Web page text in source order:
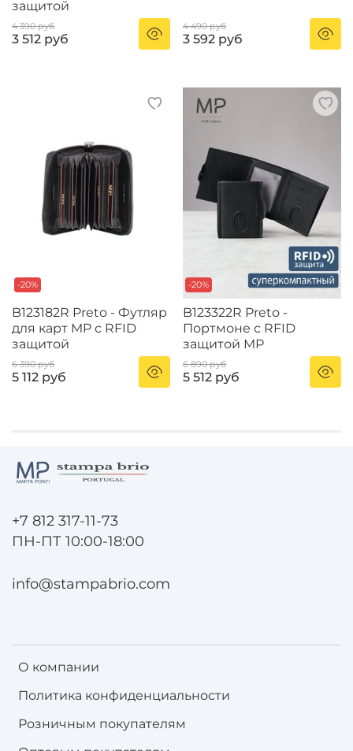
защитой
4 390 руб
3 512 руб
4 490 руб
3 592 руб
-20%
B123182R Preto - Футляр
для карт MP с RFID
защитой
6 390 руб
5 112 руб
-20%
B123322R Preto -
Портмоне с RFID
защитой MP
6 890 руб
5 512 руб
О компании
Политика конфиденциальности
Розничным покупателям
+7 812 317-11-73
ПН-ПТ 10:00-18:00
info@stampabrio.com